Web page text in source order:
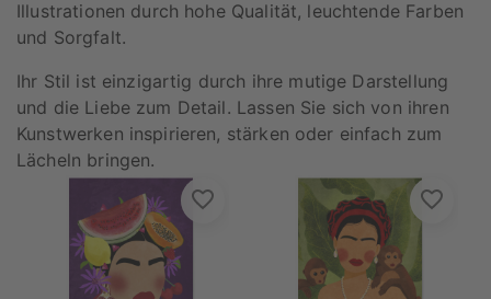
Illustrationen durch hohe Qualität, leuchtende Farben
und Sorgfalt.
Ihr Stil ist einzigartig durch ihre mutige Darstellung
und die Liebe zum Detail. Lassen Sie sich von ihren
Kunstwerken inspirieren, stärken oder einfach zum
Lächeln bringen.